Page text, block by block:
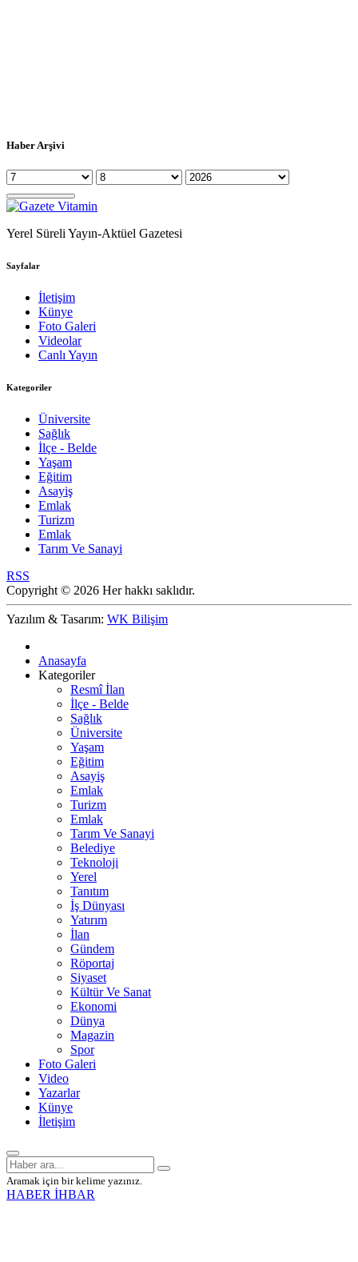
Haber Arşivi
Yerel Süreli Yayın-Aktüel Gazetesi
Sayfalar
İletişim
Künye
Foto Galeri
Videolar
Canlı Yayın
Kategoriler
Üniversite
Sağlık
İlçe - Belde
Yaşam
Eğitim
Asayiş
Emlak
Turizm
Emlak
Tarım Ve Sanayi
RSS
Copyright © 2026 Her hakkı saklıdır.
Yazılım & Tasarım: WK Bilişim
Anasayfa
Kategoriler
Resmî İlan
İlçe - Belde
Sağlık
Üniversite
Yaşam
Eğitim
Asayiş
Emlak
Turizm
Emlak
Tarım Ve Sanayi
Belediye
Teknoloji
Yerel
Tanıtım
İş Dünyası
Yatırım
İlan
Gündem
Röportaj
Siyaset
Kültür Ve Sanat
Ekonomi
Dünya
Magazin
Spor
Foto Galeri
Video
Yazarlar
Künye
İletişim
Aramak için bir kelime yazınız.
HABER İHBAR